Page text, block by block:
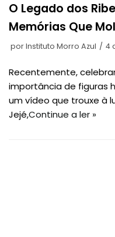
O Legado dos
Memórias Que
porInstituto Morro Azul 4
Recentemente,
importância de figuras
um vídeo que trouxe à
Jejé,Continue a ler »